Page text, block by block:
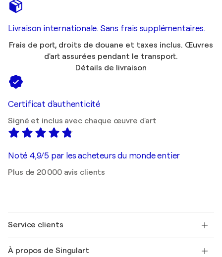
Livraison internationale. Sans frais supplémentaires.
Frais de port, droits de douane et taxes inclus. Œuvres
d'art assurées pendant le transport.
Détails de livraison
Certificat d'authenticité
Signé et inclus avec chaque œuvre d'art
Noté 4,9/5 par les acheteurs du monde entier
Plus de 20 000 avis clients
Service clients
Expédition
À propos de Singulart